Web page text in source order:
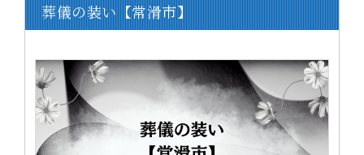
葬儀の装い【常滑市】